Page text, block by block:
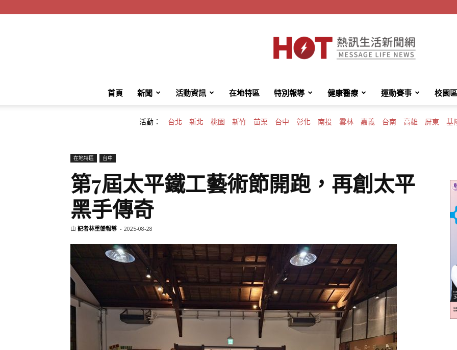
HotMessage
生
首頁 新聞 活動資訊 在地特區 特別報導 健康醫療 運動賽事 校園區
活動： 台北 新北 桃園 新竹 苗栗 台中 彰化 南投 雲林 嘉義 台南 高雄 屏東 基
在地特區 台中
第7屆太平鐵工藝術節開跑，再創太平
黑手傳奇
由 記者林重鎣報導 - 2025-08-28